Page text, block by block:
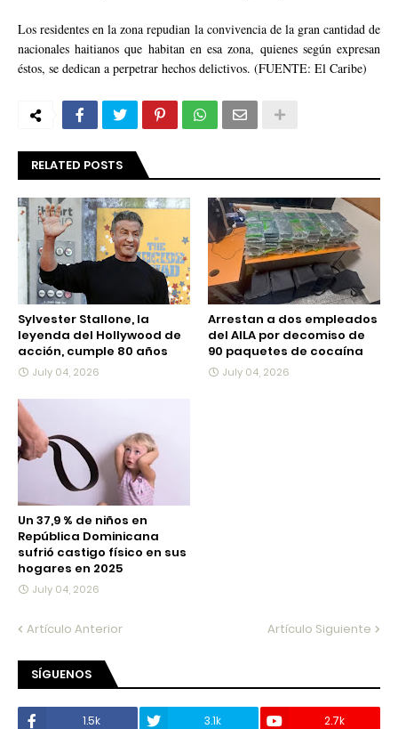
Los residentes en la zona repudian la convivencia de la gran cantidad de
nacionales haitianos que habitan en esa zona, quienes según expresan
éstos, se dedican a perpetrar hechos delictivos. (FUENTE: El Caribe)
RELATED POSTS
Sylvester Stallone, la
leyenda del Hollywood de
acción, cumple 80 años
July 04, 2026
Arrestan a dos empleados
del AILA por decomiso de
90 paquetes de cocaína
July 04, 2026
Un 37,9 % de niños en
República Dominicana
sufrió castigo físico en sus
hogares en 2025
July 04, 2026
Artículo Anterior Artículo Siguiente
SÍGUENOS
1.5k 3.1k
2.7k